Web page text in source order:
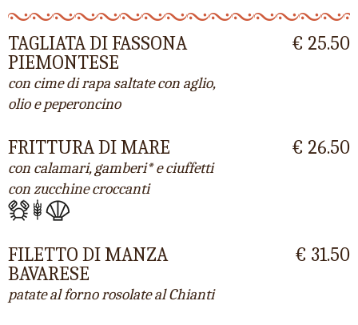
TAGLIATA DI FASSONA
PIEMONTESE
con cime di rapa saltate con aglio,
olio e peperoncino
€ 25.50
FRITTURA DI MARE
con calamari, gamberi* e ciuffetti
con zucchine croccanti
€ 26.50
FILETTO DI MANZA
BAVARESE
patate al forno rosolate al Chianti
€ 31.50